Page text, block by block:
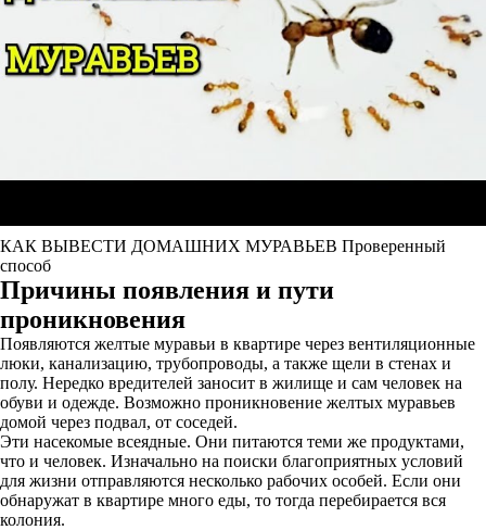
КАК ВЫВЕСТИ ДОМАШНИХ МУРАВЬЕВ Проверенный
способ
Причины появления и пути
проникновения
Появляются желтые муравьи в квартире через вентиляционные
люки, канализацию, трубопроводы, а также щели в стенах и
полу. Нередко вредителей заносит в жилище и сам человек на
обуви и одежде. Возможно проникновение желтых муравьев
домой через подвал, от соседей.
Эти насекомые всеядные. Они питаются теми же продуктами,
что и человек. Изначально на поиски благоприятных условий
для жизни отправляются несколько рабочих особей. Если они
обнаружат в квартире много еды, то тогда перебирается вся
колония.